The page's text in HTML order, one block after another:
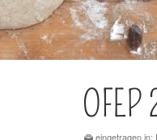
eingetragen in: